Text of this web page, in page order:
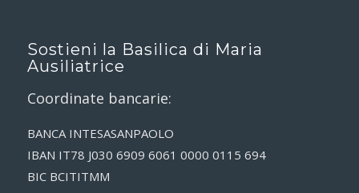
Sostieni la Basilica di Maria
Ausiliatrice
Coordinate bancarie:
BANCA INTESASANPAOLO
IBAN IT78 J030 6909 6061 0000 0115 694
BIC BCITITMM